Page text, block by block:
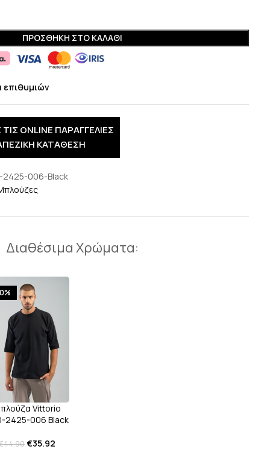
ΠΡΟΣΘΉΚΗ ΣΤΟ ΚΑΛΆΘΙ
ONLINE ΠΑΡΑΓΓΕΛΙΕΣ
ΚΑΤΑΘΕΣΗ
006-Black
Διαθέσιμα Χρώματα:
Vittorio
2425-006 Black
44.90€35.92